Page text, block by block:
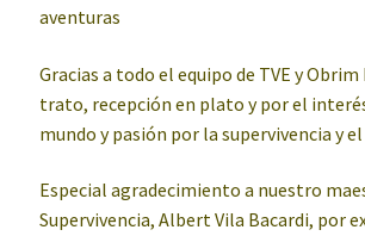
aventuras
Gracias a todo el equipo de TVE y
trato, recepción en plato y por el
mundo y pasión por la supervivencia y
Especial agradecimiento a nuestro
Supervivencia, Albert Vila Bacardi, por